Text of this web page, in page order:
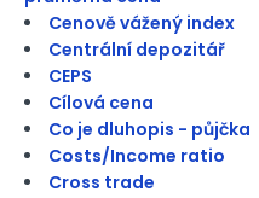
Cenově vážený index
Centrální depozitář
CEPS
Cílová cena
Co je dluhopis - půjčka
Costs/Income ratio
Cross trade